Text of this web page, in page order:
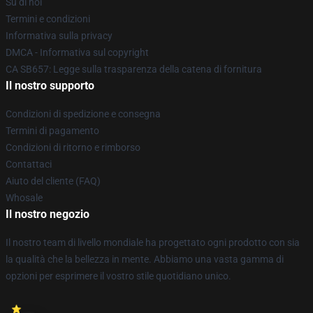
Termini e condizioni
Informativa sulla privacy
DMCA - Informativa sul copyright
CA SB657: Legge sulla trasparenza della catena di fornitura
Il nostro supporto
Condizioni di spedizione e consegna
Termini di pagamento
Condizioni di ritorno e rimborso
Contattaci
Aiuto del cliente (FAQ)
Whosale
Il nostro negozio
Il nostro team di livello mondiale ha progettato ogni prodotto con sia
la qualità che la bellezza in mente. Abbiamo una vasta gamma di
opzioni per esprimere il vostro stile quotidiano unico.